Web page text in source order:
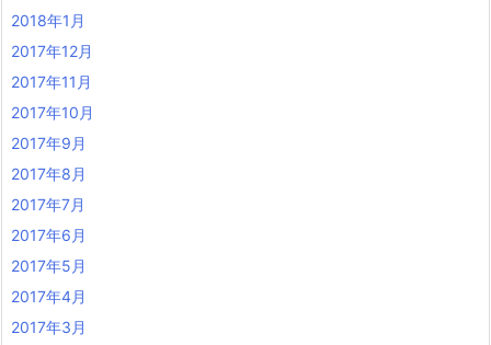
2018年1月
2017年12月
2017年11月
2017年10月
2017年9月
2017年8月
2017年7月
2017年6月
2017年5月
2017年4月
2017年3月